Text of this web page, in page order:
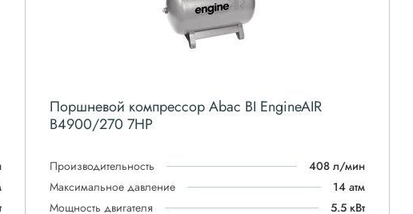
Поршневой компрессор Abac BI EngineAIR
B4900/270 7HP
Производительность
408 л/мин
Максимальное давление
14 атм
Мощность двигателя
5.5 кВт